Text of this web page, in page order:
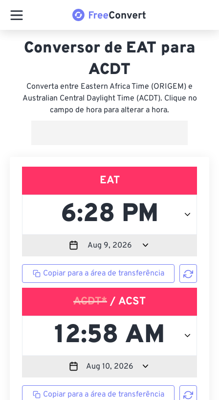
Conversor de EAT para
ACDT
Converta entre Eastern Africa Time (ORIGEM) e
Australian Central Daylight Time (ACDT). Clique no
campo de hora para alterar a hora.
EAT
Copiar para a área de transferência
ACDT* / ACST
Copiar para a área de transferência